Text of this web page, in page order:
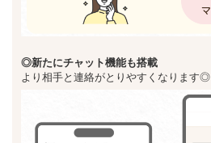
◎新たにチャット機能も搭載
より相手と連絡がとりやすくなります◎